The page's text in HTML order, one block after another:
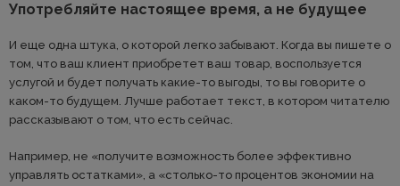
Употребляйте настоящее время, а не будущее
И еще одна штука, о которой легко забывают. Когда вы пишете о
том, что ваш клиент приобретет ваш товар, воспользуется
услугой и будет получать какие-то выгоды, то вы говорите о
каком-то будущем. Лучше работает текст, в котором читателю
рассказывают о том, что есть сейчас.
Например, не «получите возможность более эффективно
управлять остатками», а «столько-то процентов экономии на